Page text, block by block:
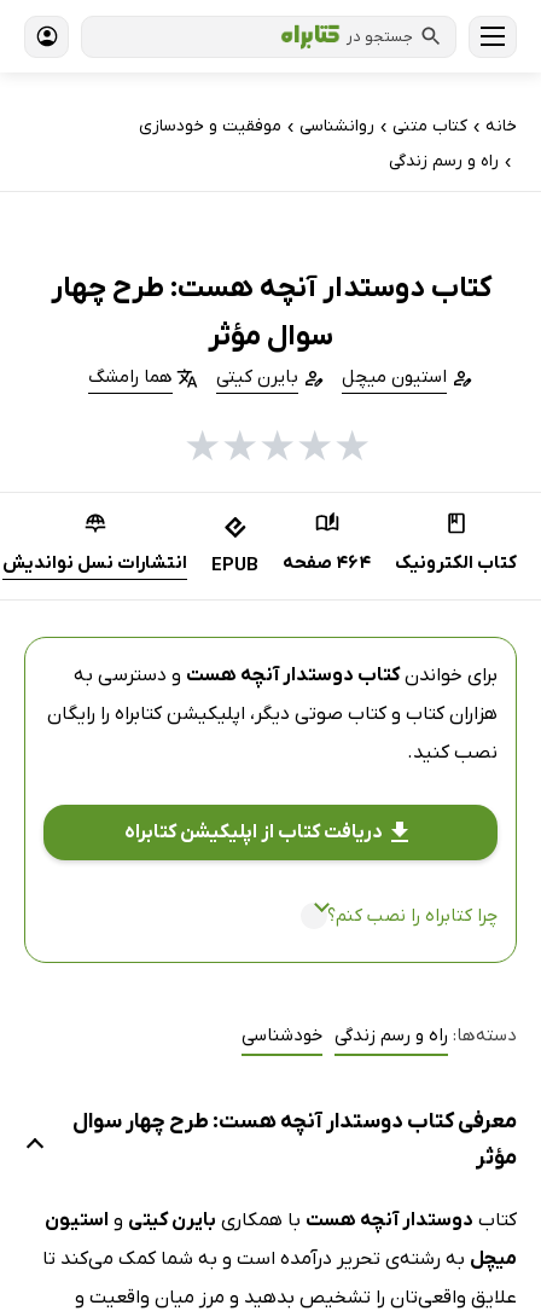
جستجو در
خانه › کتاب‌ متنی › روانشناسی › موفقیت و خودسازی
› راه و رسم زندگی
کتاب دوستدار آنچه هست: طرح چهار
سوال مؤثر
استیون میچل بایرن کیتی هما رامشگ
★
★
★
★
★
کتاب الکترونیک 464 صفحه EPUB انتشارات نسل نواندیش
برای خواندنکتاب دوستدار آنچه هست و دسترسی به
هزاران کتاب و کتاب صوتی دیگر، اپلیکیشن کتابراه را رایگان
نصب کنید.
دریافت کتاب از اپلیکیشن کتابراه
چرا کتابراه را نصب کنم؟
دسته‌ها: راه و رسم زندگی خودشناسی
معرفی کتاب دوستدار آنچه هست: طرح چهار سوال
مؤثر
کتاب دوستدار آنچه هست با همکاری بایرن کیتی و استیون
میچل به رشته‌ی تحریر درآمده است و به شما کمک می‌کند تا
علایق واقعی‌تان را تشخیص بدهید و مرز میان واقعیت و